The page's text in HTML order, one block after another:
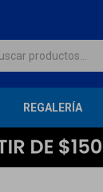
REGALERÍA